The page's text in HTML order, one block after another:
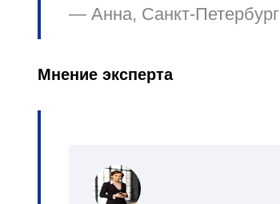
— Анна, Санкт‑Петербург
Мнение эксперта